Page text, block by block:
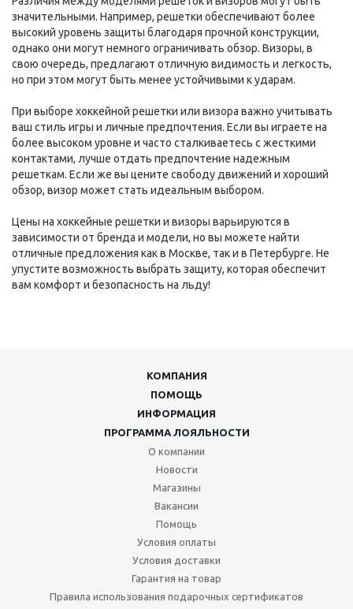
значительными. Например, решетки обеспечивают более
высокий уровень защиты благодаря прочной конструкции,
однако они могут немного ограничивать обзор. Визоры, в
свою очередь, предлагают отличную видимость и легкость,
но при этом могут быть менее устойчивыми к ударам.
При выборе хоккейной решетки или визора важно учитывать
ваш стиль игры и личные предпочтения. Если вы играете на
более высоком уровне и часто сталкиваетесь с жесткими
контактами, лучше отдать предпочтение надежным
решеткам. Если же вы цените свободу движений и хороший
обзор, визор может стать идеальным выбором.
Цены на хоккейные решетки и визоры варьируются в
зависимости от бренда и модели, но вы можете найти
отличные предложения как в Москве, так и в Петербурге. Не
упустите возможность выбрать защиту, которая обеспечит
вам комфорт и безопасность на льду!
КОМПАНИЯ
ПОМОЩЬ
ИНФОРМАЦИЯ
ПРОГРАММА ЛОЯЛЬНОСТИ
О компании
Новости
Магазины
Вакансии
Помощь
Условия оплаты
Условия доставки
Гарантия на товар
Правила использования подарочных сертификатов